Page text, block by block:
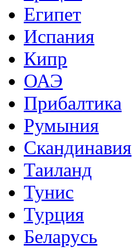
Египет
Испания
Кипр
ОАЭ
Прибалтика
Румыния
Скандинавия
Таиланд
Тунис
Турция
Беларусь